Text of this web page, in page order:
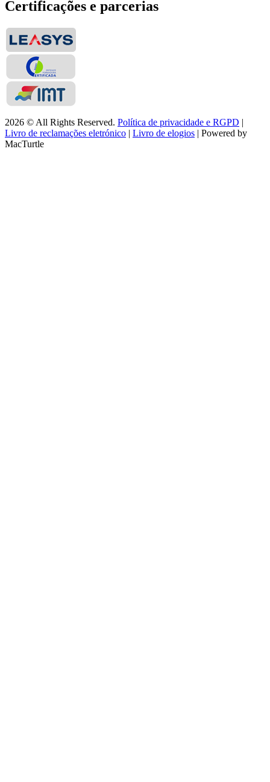
Certificações e parcerias
2026 © All Rights Reserved. Política de privacidade e RGPD
Livro de reclamações eletrónico
Livro de elogios | Powered by
MacTurtle